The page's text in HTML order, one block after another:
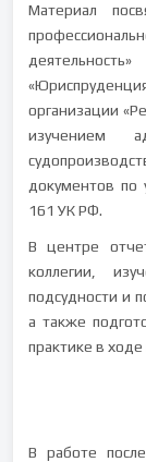
Материал
организации
изучением
документов по
161 УК РФ.
В центре
коллегии,
подсудности и
а также
практике в
В работе